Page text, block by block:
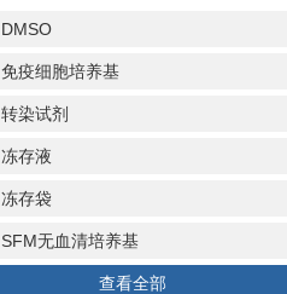
DMSO
免疫细胞培养基
转染试剂
冻存液
冻存袋
SFM无血清培养基
查看全部